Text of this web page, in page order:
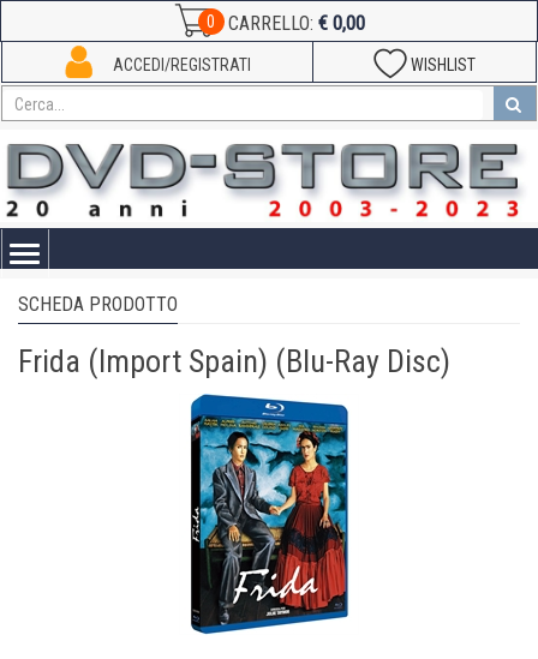
0 CARRELLO: € 0,00
WISHLIST
ACCEDI/REGISTRATI
Toggle
SCHEDA PRODOTTO
Frida (Import Spain) (Blu-Ray Disc)